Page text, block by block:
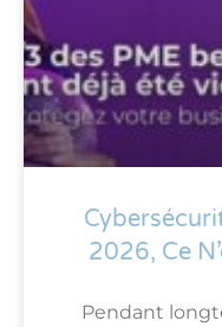
2026, Ce
Pendant